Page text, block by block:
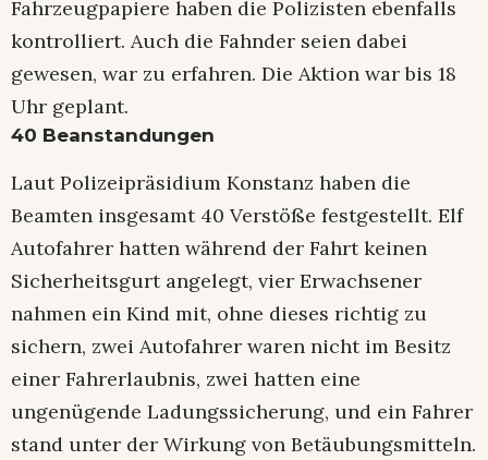
Fahrzeugpapiere haben die Polizisten ebenfalls
kontrolliert. Auch die Fahnder seien dabei
gewesen, war zu erfahren. Die Aktion war bis 18
Uhr geplant.
40 Beanstandungen
Laut Polizeipräsidium Konstanz haben die
Beamten insgesamt 40 Verstöße festgestellt. Elf
Autofahrer hatten während der Fahrt keinen
Sicherheitsgurt angelegt, vier Erwachsener
nahmen ein Kind mit, ohne dieses richtig zu
sichern, zwei Autofahrer waren nicht im Besitz
einer Fahrerlaubnis, zwei hatten eine
ungenügende Ladungssicherung, und ein Fahrer
stand unter der Wirkung von Betäubungsmitteln.